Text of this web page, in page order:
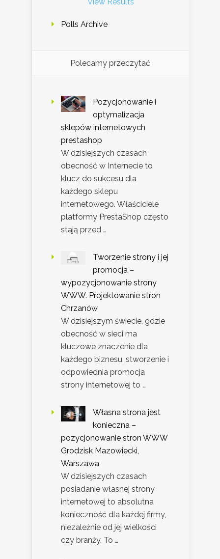
Polls Archive
Polecamy przeczytać
Pozycjonowanie i
optymalizacja
sklepów internetowych
prestashop
W dzisiejszych czasach
obecność w Internecie to
klucz do sukcesu dla
każdego sklepu
internetowego. Właściciele
platformy PrestaShop często
stają przed …
Tworzenie strony i jej
promocja –
wypozycjonowanie strony
WWW. Projektowanie stron
Chrzanów
W dzisiejszym świecie, gdzie
obecność w sieci ma
kluczowe znaczenie dla
każdego biznesu, stworzenie i
odpowiednia promocja
strony internetowej to …
Własna strona jest
konieczna –
pozycjonowanie stron WWW
Grodzisk Mazowiecki,
Warszawa
W dzisiejszych czasach
posiadanie własnej strony
internetowej to absolutna
konieczność dla każdej firmy,
niezależnie od jej wielkości
czy branży. To …